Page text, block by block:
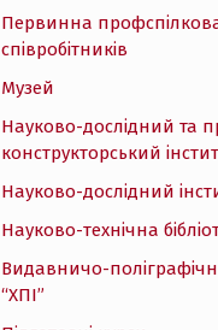
Первинна профспілкова
співробітників
Музей
Науково-дослідний та
конструкторський
Науково-дослідний
Науково-технічна
Видавничо-
“ХПІ”